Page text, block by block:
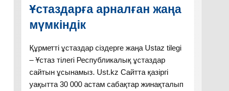
Ұстаздарға арналған жаңа
мүмкіндік
Құрметті ұстаздар сіздерге жаңа Ustaz tilegi
– Ұстаз тілегі Республикалық ұстаздар
сайтын ұсынамыз. Ust.kz Сайтта қазіргі
уақытта 30 000 астам сабақтар жинақталып